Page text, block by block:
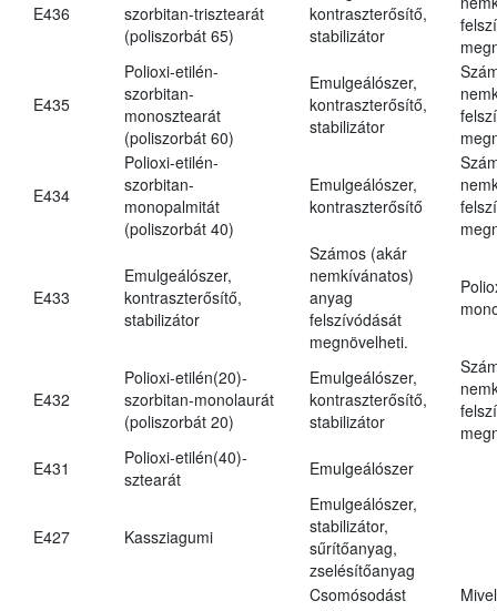
E436
szorbitan-trisztearát
(poliszorbát 65)
kontraszterősítő,
stabilizátor
E435
Polioxi-etilén-
szorbitan-
monosztearát
(poliszorbát 60)
Emulgeálószer,
kontraszterősítő,
stabilizátor
E434
Polioxi-etilén-
szorbitan-
monopalmitát
(poliszorbát 40)
Emulgeálószer,
kontraszterősítő
E433
Emulgeálószer,
kontraszterősítő,
stabilizátor
Számos (akár
nemkívánatos)
anyag
felszívódását
megnövelheti.
E432
Polioxi-etilén(20)-
szorbitan-monolaurát
(poliszorbát 20)
Emulgeálószer,
kontraszterősítő,
stabilizátor
E431
Polioxi-etilén(40)-
sztearát
Emulgeálószer
E427 Kassziagumi
Emulgeálószer,
stabilizátor,
sűrítőanyag,
zselésítőanyag
Csomósodást